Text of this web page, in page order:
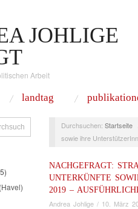
JOHLIGE
Arbeit
landtag
Durchsuchen: Startseite
sowie ihre
NACHGEFRAGT:
UNTERKÜNFTE
2019 –
Andrea Johlige / 10. März